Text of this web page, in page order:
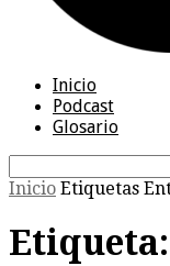
Inicio
Podcast
Glosario
Inicio Etiquetas